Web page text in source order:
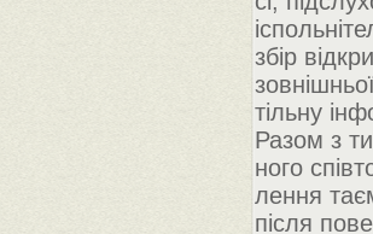
збір
тільну
Разом з
ного
лення
після